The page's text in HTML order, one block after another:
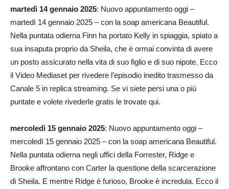
martedì 14 gennaio 2025: Nuovo appuntamento oggi –
martedì 14 gennaio 2025 – con la soap americana Beautiful.
Nella puntata odierna Finn ha portato Kelly in spiaggia, spiato a
sua insaputa proprio da Sheila, che è ormai convinta di avere
un posto assicurato nella vita di suo figlio e di suo nipote. Ecco
il Video Mediaset per rivedere l’episodio inedito trasmesso da
Canale 5 in replica streaming. Se vi siete persi una o più
puntate e volete rivederle gratis le trovate qui.
mercoledì 15 gennaio 2025: Nuovo appuntamento oggi –
mercoledì 15 gennaio 2025 – con la soap americana Beautiful.
Nella puntata odierna negli uffici della Forrester, Ridge e
Brooke affrontano con Carter la questione della scarcerazione
di Sheila. E mentre Ridge è furioso, Brooke è incredula. Ecco il